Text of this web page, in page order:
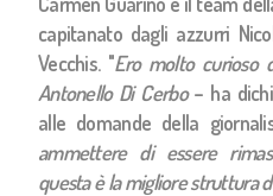
capitanato dagli azzurri
Vecchis. "Ero molto curioso
Antonello Di Cerbo– ha
alle domande della
ammettere di essere
questa è la migliore struttura